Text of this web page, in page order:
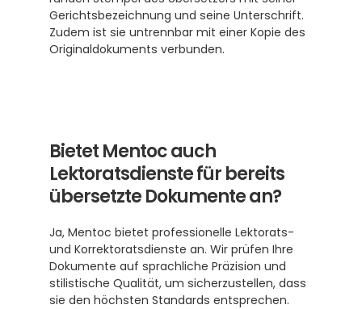
Gerichtsbezeichnung und seine Unterschrift.
Zudem ist sie untrennbar mit einer Kopie des
Originaldokuments verbunden.
Bietet Mentoc auch
Lektoratsdienste für bereits
übersetzte Dokumente an?
Ja, Mentoc bietet professionelle Lektorats-
und Korrektoratsdienste an. Wir prüfen Ihre
Dokumente auf sprachliche Präzision und
stilistische Qualität, um sicherzustellen, dass
sie den höchsten Standards entsprechen.